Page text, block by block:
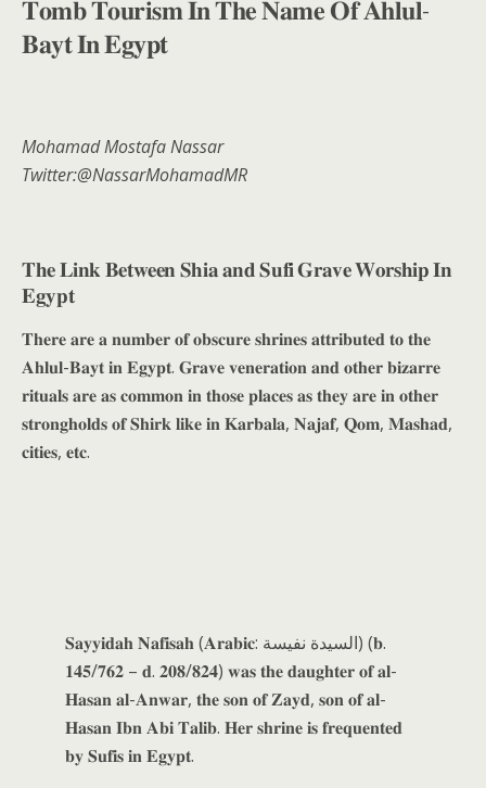
𝐁𝐚𝐲𝐭 𝐈𝐧 𝐄𝐠𝐲𝐩𝐭
Mohamad Mostafa Nassar
Twitter:@NassarMohamadMR
𝐓𝐡𝐞 𝐋𝐢𝐧𝐤 𝐁𝐞𝐭𝐰𝐞𝐞𝐧 𝐒𝐡𝐢𝐚 𝐚𝐧𝐝 𝐒𝐮𝐟𝐢 𝐆𝐫𝐚𝐯𝐞 𝐖𝐨𝐫𝐬𝐡𝐢𝐩 𝐈𝐧
𝐄𝐠𝐲𝐩𝐭
𝐓𝐡𝐞𝐫𝐞 𝐚𝐫𝐞 𝐚 𝐧𝐮𝐦𝐛𝐞𝐫 𝐨𝐟 𝐨𝐛𝐬𝐜𝐮𝐫𝐞 𝐬𝐡𝐫𝐢𝐧𝐞𝐬 𝐚𝐭𝐭𝐫𝐢𝐛𝐮𝐭𝐞𝐝 𝐭𝐨 𝐭𝐡𝐞
𝐀𝐡𝐥𝐮𝐥-𝐁𝐚𝐲𝐭 𝐢𝐧 𝐄𝐠𝐲𝐩𝐭. 𝐆𝐫𝐚𝐯𝐞 𝐯𝐞𝐧𝐞𝐫𝐚𝐭𝐢𝐨𝐧 𝐚𝐧𝐝 𝐨𝐭𝐡𝐞𝐫 𝐛𝐢𝐳𝐚𝐫𝐫𝐞
𝐫𝐢𝐭𝐮𝐚𝐥𝐬 𝐚𝐫𝐞 𝐚𝐬 𝐜𝐨𝐦𝐦𝐨𝐧 𝐢𝐧 𝐭𝐡𝐨𝐬𝐞 𝐩𝐥𝐚𝐜𝐞𝐬 𝐚𝐬 𝐭𝐡𝐞𝐲 𝐚𝐫𝐞 𝐢𝐧 𝐨𝐭𝐡𝐞𝐫
𝐬𝐭𝐫𝐨𝐧𝐠𝐡𝐨𝐥𝐝𝐬 𝐨𝐟 𝐒𝐡𝐢𝐫𝐤 𝐥𝐢𝐤𝐞 𝐢𝐧 𝐊𝐚𝐫𝐛𝐚𝐥𝐚, 𝐍𝐚𝐣𝐚𝐟, 𝐐𝐨𝐦, 𝐌𝐚𝐬𝐡𝐚𝐝,
𝐜𝐢𝐭𝐢𝐞𝐬, 𝐞𝐭𝐜.
𝐒𝐚𝐲𝐲𝐢𝐝𝐚𝐡 𝐍𝐚𝐟𝐢𝐬𝐚𝐡 (𝐀𝐫𝐚𝐛𝐢𝐜: السيدة نفيسة) (𝐛.
𝟏𝟒𝟓/𝟕𝟔𝟐 – 𝐝. 𝟐𝟎𝟖/𝟖𝟐𝟒) 𝐰𝐚𝐬 𝐭𝐡𝐞 𝐝𝐚𝐮𝐠𝐡𝐭𝐞𝐫 𝐨𝐟 𝐚𝐥-
𝐇𝐚𝐬𝐚𝐧 𝐚𝐥-𝐀𝐧𝐰𝐚𝐫, 𝐭𝐡𝐞 𝐬𝐨𝐧 𝐨𝐟 𝐙𝐚𝐲𝐝, 𝐬𝐨𝐧 𝐨𝐟 𝐚𝐥-
𝐇𝐚𝐬𝐚𝐧 𝐈𝐛𝐧 𝐀𝐛𝐢 𝐓𝐚𝐥𝐢𝐛. 𝐇𝐞𝐫 𝐬𝐡𝐫𝐢𝐧𝐞 𝐢𝐬 𝐟𝐫𝐞𝐪𝐮𝐞𝐧𝐭𝐞𝐝
𝐛𝐲 𝐒𝐮𝐟𝐢𝐬 𝐢𝐧 𝐄𝐠𝐲𝐩𝐭.